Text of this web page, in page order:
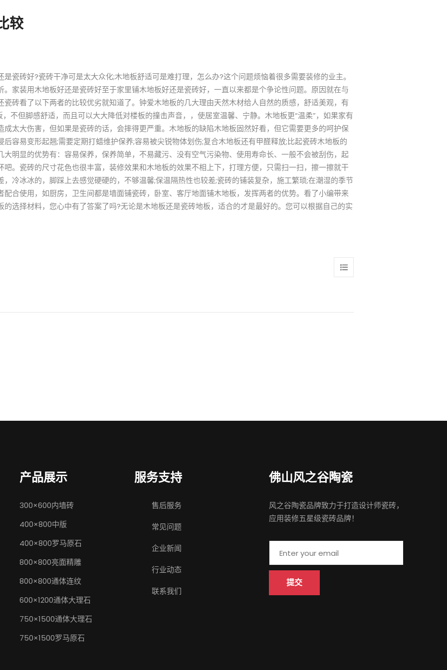
较
砖好?瓷砖干净可是太大众化;木地板舒适可是难打理，怎么办?这个问题烦恼着很多需要装修的业主。
家装用木地板好还是瓷砖好至于家里铺木地板好还是瓷砖好，一直以来都是个争论性问题。原因就在与
砖看了以下两者的比较优劣就知道了。钟爱木地板的几大理由天然木材给人自然的质感，舒适美观，有
不但脚感舒适，而且可以大大降低对楼板的撞击声音，，使居室温馨、宁静。木地板更“温柔”，如果家有
太大伤害，但如果是瓷砖的话，会摔得更严重。木地板的缺陷木地板固然好看，但它需要更多的呵护保
容易变形起翘;需要定期打蜡维护保养;容易被尖锐物体划伤;复合木地板还有甲醛释放;比起瓷砖木地板的
明显的优势有：容易保养，保养简单，不易藏污、没有空气污染物、使用寿命长、一般不会被刮伤，起
。瓷砖的尺寸花色也很丰富，装修效果和木地板的效果不相上下，打理方便，只需扫一扫，擦一擦就干
冷冰冰的，脚踩上去感觉硬硬的，不够温馨;保温隔热性也较差;瓷砖的铺装复杂，施工繁琐;在潮湿的季节
合使用，如厨房，卫生间都是墙面铺瓷砖，卧室、客厅地面铺木地板，发挥两者的优势。看了小编带来
选择材料，您心中有了答案了吗?无论是木地板还是瓷砖地板，适合的才是最好的。您可以根据自己的实
产品展示
300×600内墙砖
400×800中版
400×800罗马原石
800×800亮面精雕
800×800通体连纹
600×1200通体大理石
750×1500通体大理石
750×1500罗马原石
服务支持
售后服务
常见问题
企业新闻
行业动态
联系我们
佛山 风之谷陶瓷
风之谷陶瓷品牌致力于打造设计师瓷砖，
应用装修五星级瓷砖品牌！
提交